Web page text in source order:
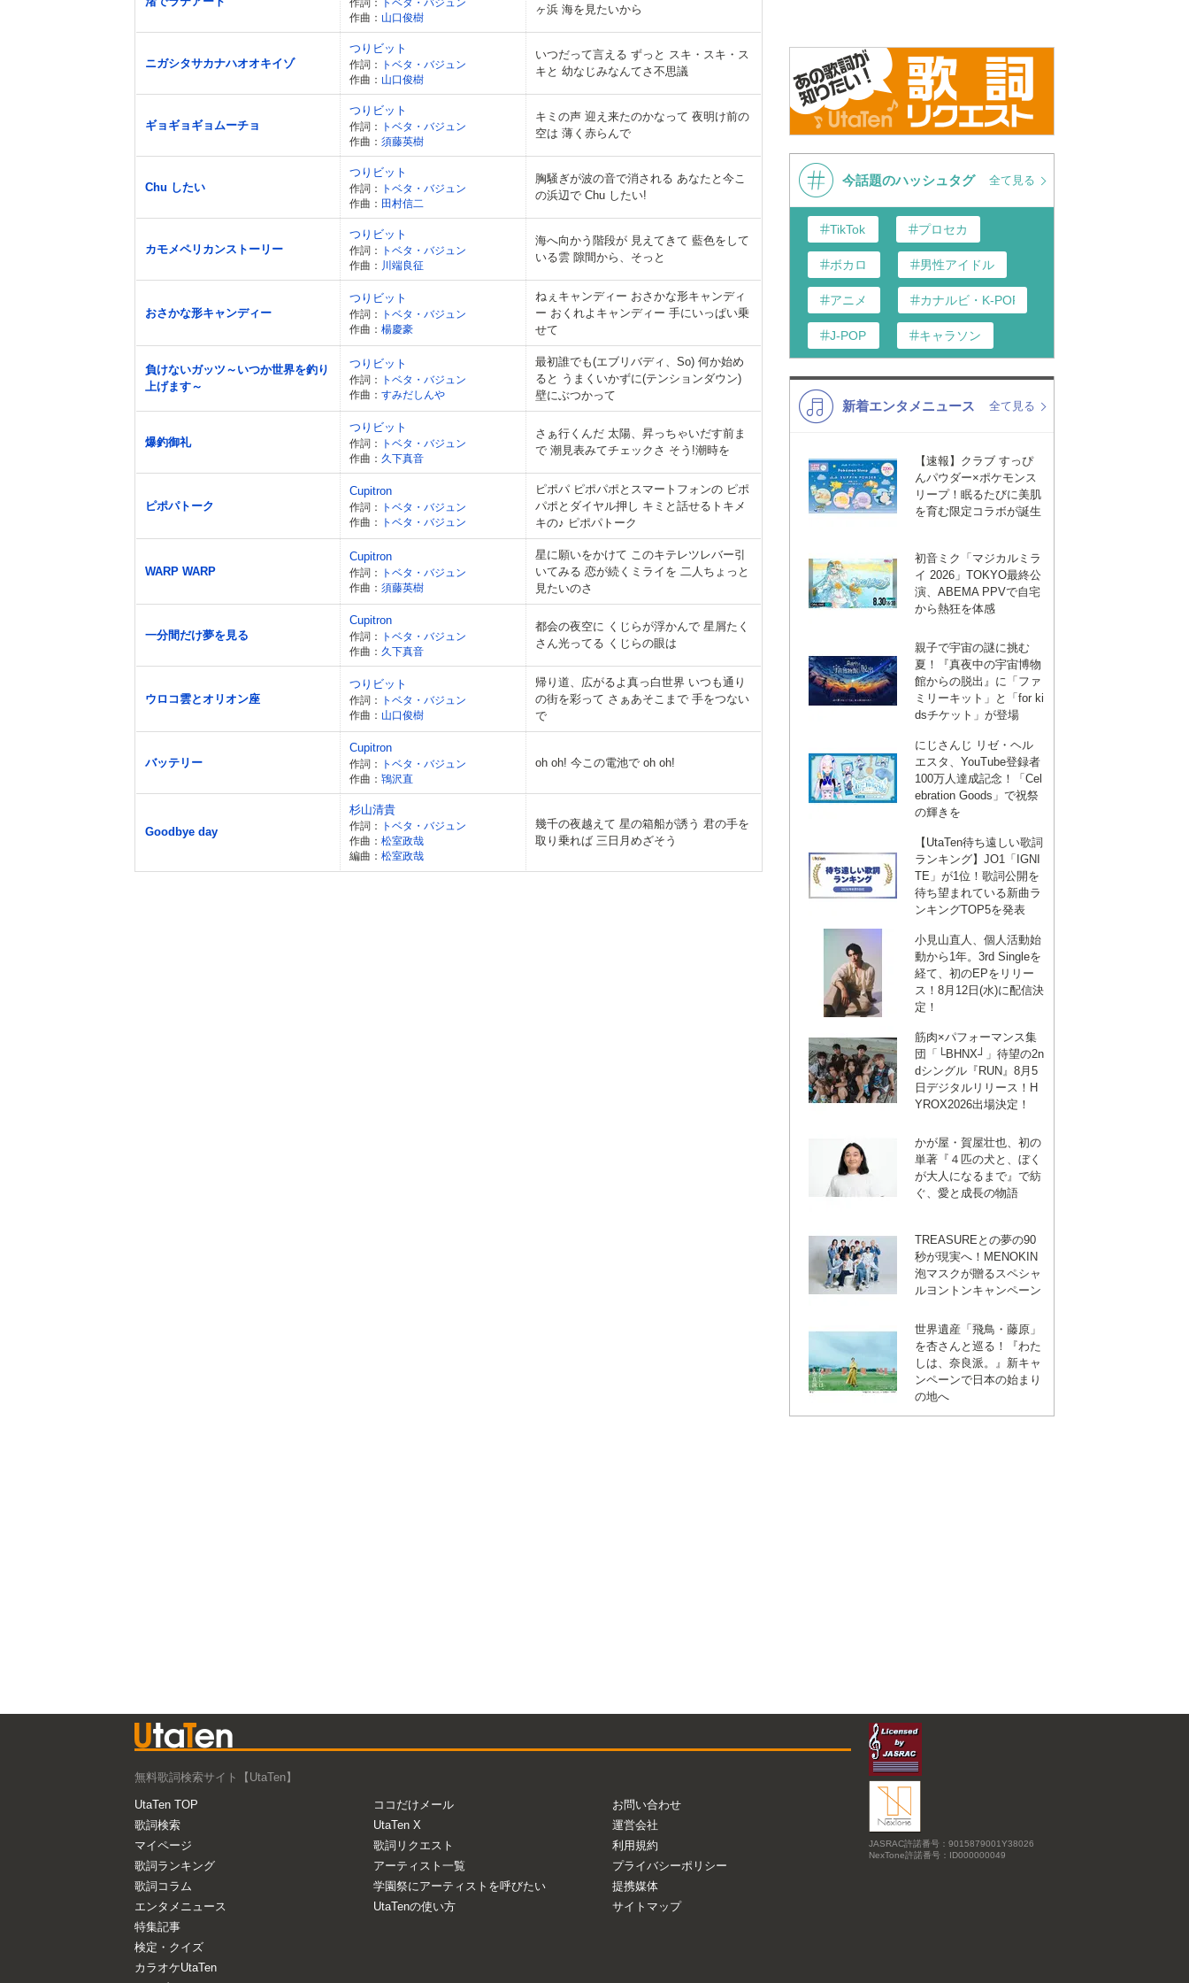
作曲： 山口俊樹
ヶ浜 海を見たいから
ニガシタサカナハオオキイゾ
つりビット
作詞：
トベタ・バジュン
作曲： 山口俊樹
いつだって言える ずっと スキ・スキ・ス
キと 幼なじみなんてさ不思議
ギョギョギョムーチョ
つりビット
作詞：
トベタ・バジュン
作曲： 須藤英樹
キミの声 迎え来たのかなって 夜明け前の
空は 薄く赤らんで
Chu したい
つりビット
作詞：
トベタ・バジュン
作曲： 田村信二
胸騒ぎが波の音で消される あなたと今こ
の浜辺で Chu したい!
カモメペリカンストーリー
つりビット
作詞：
トベタ・バジュン
作曲： 川端良征
海へ向かう階段が 見えてきて 藍色をして
いる雲 隙間から、そっと
おさかな形キャンディー
つりビット
作詞：
トベタ・バジュン
作曲： 楊慶豪
ねぇキャンディー おさかな形キャンディ
ー おくれよキャンディー 手にいっぱい乗
せて
負けないガッツ～いつか世界を釣り
上げます～
つりビット
作詞：
トベタ・バジュン
作曲： すみだしんや
最初誰でも(エブリバディ、So) 何か始め
ると うまくいかずに(テンションダウン)
壁にぶつかって
爆釣御礼
つりビット
作詞：
トベタ・バジュン
作曲： 久下真音
さぁ行くんだ 太陽、昇っちゃいだす前ま
で 潮見表みてチェックさ そう!潮時を
ピポパトーク
Cupitron
作詞：
トベタ・バジュン
作曲：
トベタ・バジュン
ピポパ ピポパポとスマートフォンの ピポ
パポとダイヤル押し キミと話せるトキメ
キの♪ ピポパトーク
WARP WARP
Cupitron
作詞：
トベタ・バジュン
作曲： 須藤英樹
星に願いをかけて このキテレツレバー引
いてみる 恋が続くミライを 二人ちょっと
見たいのさ
一分間だけ夢を見る
Cupitron
作詞：
トベタ・バジュン
作曲： 久下真音
都会の夜空に くじらが浮かんで 星屑たく
さん光ってる くじらの眼は
ウロコ雲とオリオン座
つりビット
作詞：
トベタ・バジュン
作曲： 山口俊樹
帰り道、広がるよ真っ白世界 いつも通り
の街を彩って さぁあそこまで 手をつない
で
バッテリー
Cupitron
作詞：
トベタ・バジュン
作曲： 鴇沢直
oh oh! 今この電池で oh oh!
Goodbye day
杉山清貴
作詞：
トベタ・バジュン
作曲： 松室政哉
編曲： 松室政哉
幾千の夜越えて 星の箱船が誘う 君の手を
取り乗れば 三日月めざそう
今話題のハッシュタグ 全て見る
TikTok プロセカ
ボカロ 男性アイドル
アニメ カナルビ・K-POP和訳
J-POP キャラソン
K-POP 演歌・歌謡
VTuber ディズニー
新着エンタメニュース 全て見る
【速報】クラブ すっぴ
んパウダー×ポケモンス
リープ！眠るたびに美肌
を育む限定コラボが誕生
初音ミク「マジカルミラ
イ 2026」TOKYO最終公
演、ABEMA PPVで自宅
から熱狂を体感
親子で宇宙の謎に挑む
夏！『真夜中の宇宙博物
館からの脱出』に「ファ
ミリーキット」と「for ki
dsチケット」が登場
にじさんじ リゼ・ヘル
エスタ、YouTube登録者
100万人達成記念！「Cel
ebration Goods」で祝祭
の輝きを
【UtaTen待ち遠しい歌詞
ランキング】JO1「IGNI
TE」が1位！歌詞公開を
待ち望まれている新曲ラ
ンキングTOP5を発表
小見山直人、個人活動始
動から1年。3rd Singleを
経て、初のEPをリリー
ス！8月12日(水)に配信決
定！
筋肉×パフォーマンス集
団「└BHNX┘」待望の2n
dシングル『RUN』8月5
日デジタルリリース！H
YROX2026出場決定！
かが屋・賀屋壮也、初の
単著『４匹の犬と、ぼく
が大人になるまで』で紡
ぐ、愛と成長の物語
TREASUREとの夢の90
秒が現実へ！MENOKIN
泡マスクが贈るスペシャ
ルヨントンキャンペーン
世界遺産「飛鳥・藤原」
を杏さんと巡る！『わた
しは、奈良派。』新キャ
ンペーンで日本の始まり
の地へ
無料歌詞検索サイト【UtaTen】
UtaTen TOP
歌詞検索
マイページ
歌詞ランキング
歌詞コラム
エンタメニュース
特集記事
検定・クイズ
カラオケUtaTen
ココだけメール
UtaTen X
歌詞リクエスト
アーティスト一覧
学園祭にアーティストを呼びたい
UtaTenの使い方
お問い合わせ
運営会社
利用規約
プライバシーポリシー
提携媒体
サイトマップ
JASRAC許諾番号：9015879001Y38026
NexTone許諾番号：ID000000049